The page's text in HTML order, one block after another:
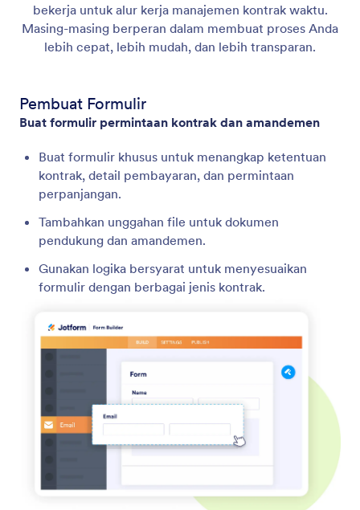
bekerja untuk alur kerja manajemen kontrak waktu.
Masing-masing berperan dalam membuat proses Anda
lebih cepat, lebih mudah, dan lebih transparan.
Pembuat Formulir
Buat formulir permintaan kontrak dan amandemen
Buat formulir khusus untuk menangkap ketentuan
kontrak, detail pembayaran, dan permintaan
perpanjangan.
Tambahkan unggahan file untuk dokumen
pendukung dan amandemen.
Gunakan logika bersyarat untuk menyesuaikan
formulir dengan berbagai jenis kontrak.